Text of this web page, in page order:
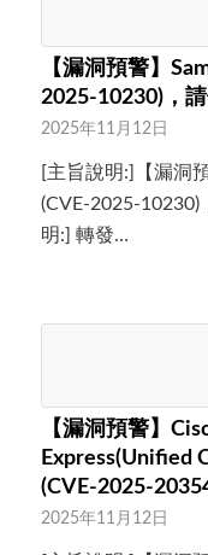
【漏洞預警】
2025-10230)，
2025年11月12日
[主旨說明:]【漏洞
(CVE-2025-10230)
明:] 轉發…
【漏洞預警】
Express(Unified
(CVE-2025-
2025年11月12日